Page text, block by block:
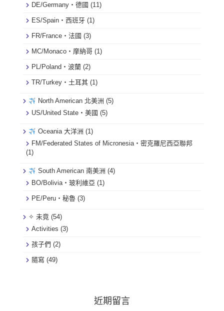
DE/Germany・德國 (11)
ES/Spain・西班牙 (1)
FR/France・法國 (3)
MC/Monaco・摩納哥 (1)
PL/Poland・波蘭 (2)
TR/Turkey・土耳其 (1)
North American 北美洲 (5)
US/United State・美國 (5)
Oceania 大洋洲 (1)
FM/Federated States of Micronesia・密克羅尼西亞聯邦
(1)
South American 南美洲 (4)
BO/Bolivia・玻利維亞 (1)
PE/Peru・秘魯 (3)
✧ 未竟 (54)
Activities (3)
孩子們 (2)
隨寫 (49)
近期留言